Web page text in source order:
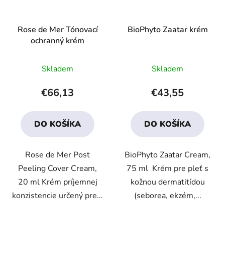
Rose de Mer Tónovací
ochranný krém
hodnotenie
produktu
je
3,6
z
hviezdičiek.
Skladem
€66,13
DO KOŠÍKA
Rose de Mer Post
Peeling Cover Cream,
20 ml Krém príjemnej
konzistencie určený pre...
BioPhyto Zaatar krém
hodnotenie
produktu
je
3,6
z
hviezdičiek.
Skladem
€43,55
DO KOŠÍKA
BioPhyto Zaatar Cream,
75 ml Krém pre pleť s
kožnou dermatitídou
(seborea, ekzém,...